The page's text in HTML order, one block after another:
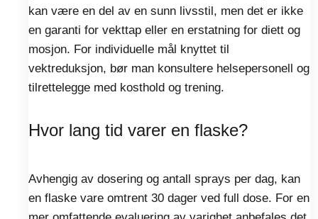
kan være en del av en sunn livsstil, men det er ikke
en garanti for vekttap eller en erstatning for diett og
mosjon. For individuelle mål knyttet til
vektreduksjon, bør man konsultere helsepersonell og
tilrettelegge med kosthold og trening.
Hvor lang tid varer en flaske?
Avhengig av dosering og antall sprays per dag, kan
en flaske vare omtrent 30 dager ved full dose. For en